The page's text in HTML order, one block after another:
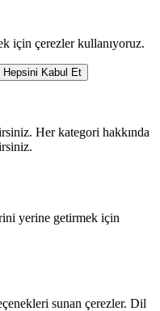
için çerezler kullanıyoruz.
Hepsini Kabul Et
Her kategori hakkında
yerine getirmek için
sunan çerezler. Dil